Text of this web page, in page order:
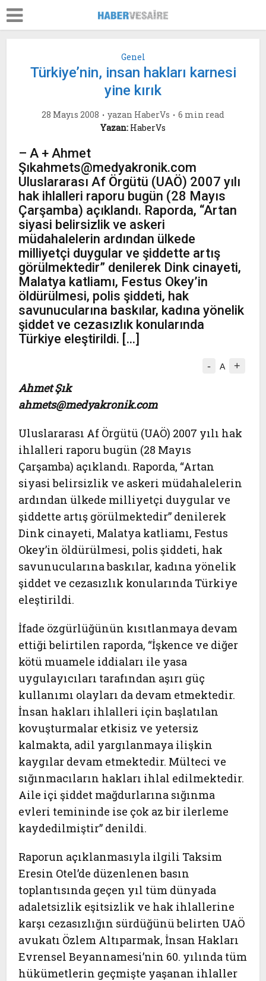
Genel
Türkiye’nin, insan hakları karnesi
yine kırık
28 Mayıs 2008 yazan HaberVs
6 min read
Yazan: HaberVs
– A + Ahmet
Şıkahmets@medyakronik.com
Uluslararası Af Örgütü (UAÖ) 2007 yılı
hak ihlalleri raporu bugün (28 Mayıs
Çarşamba) açıklandı. Raporda, “Artan
siyasi belirsizlik ve askeri
müdahalelerin ardından ülkede
milliyetçi duygular ve şiddette artış
görülmektedir” denilerek Dink cinayeti,
Malatya katliamı, Festus Okey’in
öldürülmesi, polis şiddeti, hak
savunucularına baskılar, kadına yönelik
şiddet ve cezasızlık konularında
Türkiye eleştirildi. […]
- A +
Ahmet Şık
ahmets@medyakronik.com
Uluslararası Af Örgütü (UAÖ) 2007 yılı hak
ihlalleri raporu bugün (28 Mayıs
Çarşamba) açıklandı. Raporda, “Artan
siyasi belirsizlik ve askeri müdahalelerin
ardından ülkede milliyetçi duygular ve
şiddette artış görülmektedir” denilerek
Dink cinayeti, Malatya katliamı, Festus
Okey’in öldürülmesi, polis şiddeti, hak
savunucularına baskılar, kadına yönelik
şiddet ve cezasızlık konularında Türkiye
eleştirildi.
İfade özgürlüğünün kısıtlanmaya devam
ettiği belirtilen raporda, “İşkence ve diğer
kötü muamele iddiaları ile yasa
uygulayıcıları tarafından aşırı güç
kullanımı olayları da devam etmektedir.
İnsan hakları ihlalleri için başlatılan
kovuşturmalar etkisiz ve yetersiz
kalmakta, adil yargılanmaya ilişkin
kaygılar devam etmektedir. Mülteci ve
sığınmacıların hakları ihlal edilmektedir.
Aile içi şiddet mağdurlarına sığınma
evleri temininde ise çok az bir ilerleme
kaydedilmiştir” denildi.
Raporun açıklanmasıyla ilgili Taksim
Eresin Otel’de düzenlenen basın
toplantısında geçen yıl tüm dünyada
adaletsizlik eşitsizlik ve hak ihlallerine
karşı cezasızlığın sürdüğünü belirten UAÖ
avukatı Özlem Altıparmak, İnsan Hakları
Evrensel Beyannamesi’nin 60. yılında tüm
hükümetlerin geçmişte yaşanan ihlaller